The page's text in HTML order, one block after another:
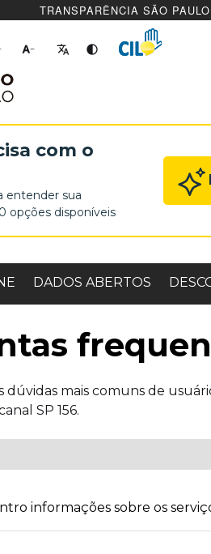
TRANSPARÊNCIA SÃO PAULO
  
com o
entender sua
opções disponíveis
DADOS ABERTOS
dúvidas mais comuns de
SP 156.
informações sobre os